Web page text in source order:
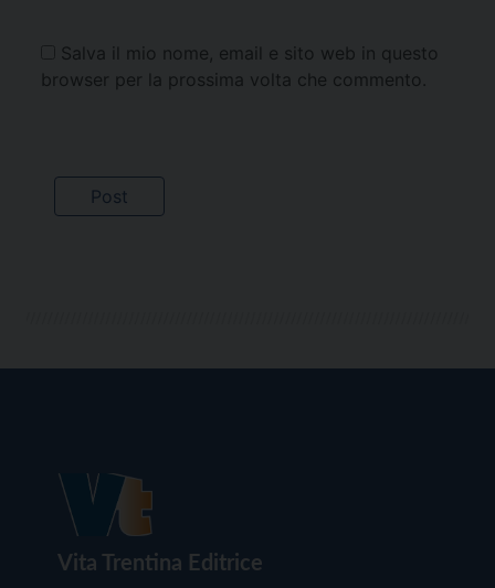
Salva il mio nome, email e sito web in questo
browser per la prossima volta che commento.
Vita Trentina Editrice